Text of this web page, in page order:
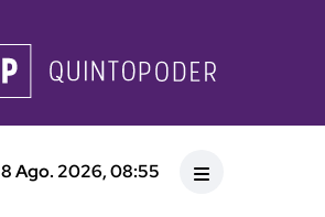
8 Ago. 2026, 08:55